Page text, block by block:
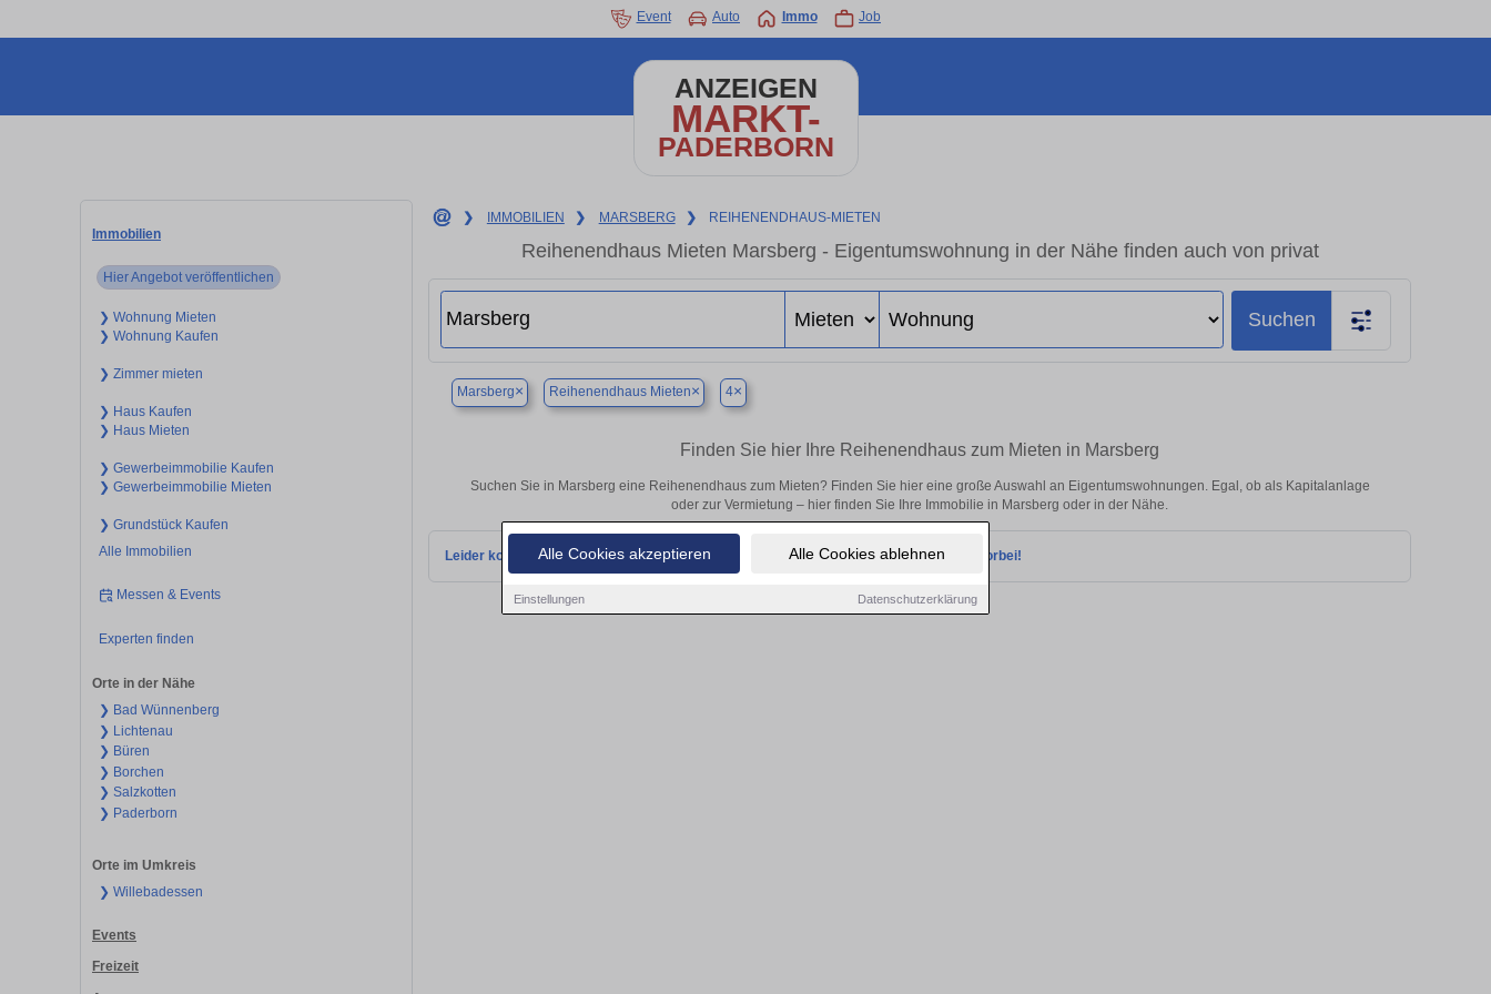
Alle Cookies akzeptieren Alle Cookies ablehnen
Einstellungen Datenschutzerklärung
Event Auto Immo Job
ANZEIGEN
MARKT-
PADERBORN
Immobilien
Hier Angebot veröffentlichen
❯ Wohnung Mieten
❯ Wohnung Kaufen
❯ Zimmer mieten
❯ Haus Kaufen
❯ Haus Mieten
❯ Gewerbeimmobilie Kaufen
❯ Gewerbeimmobilie Mieten
❯ Grundstück Kaufen
Alle Immobilien
Messen & Events
Experten finden
Orte in der Nähe
❯ Bad Wünnenberg
❯ Lichtenau
❯ Büren
❯ Borchen
❯ Salzkotten
❯ Paderborn
Orte im Umkreis
❯ Willebadessen
Events
Freizeit
❯ IMMOBILIEN ❯ MARSBERG ❯ REIHENENDHAUS-MIETEN
Reihenendhaus Mieten Marsberg - Eigentumswohnung in der Nähe finden auch von privat
Suchen
Marsberg× Reihenendhaus Mieten× 4×
Finden Sie hier Ihre Reihenendhaus zum Mieten in Marsberg
Suchen Sie in Marsberg eine Reihenendhaus zum Mieten? Finden Sie hier eine große Auswahl an Eigentumswohnungen. Egal, ob als Kapitalanlage
oder zur Vermietung – hier finden Sie Ihre Immobilie in Marsberg oder in der Nähe.
Leider konnten wir derzeit keine passenden Objekte finden. Schauen Sie bald wieder vorbei!